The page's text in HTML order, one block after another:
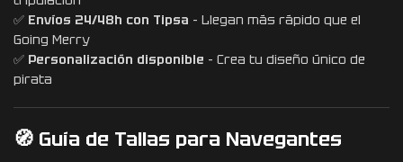
✅ Envíos 24/48h con Tipsa – Llegan más rápido que el
Going Merry
✅ Personalización disponible – Crea tu diseño único de
pirata
🧭 Guía de Tallas para Navegantes